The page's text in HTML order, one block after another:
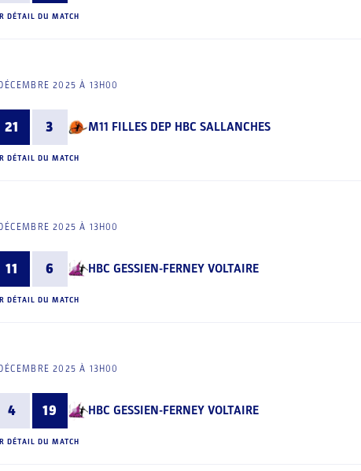
DÉTAIL DU MATCH
2025 À 13H00
21 3 M11 FILLES DEP HBC SALLANCHES
DÉTAIL DU MATCH
2025 À 13H00
11 6 HBC GESSIEN-FERNEY VOLTAIRE
DÉTAIL DU MATCH
2025 À 13H00
4 19 HBC GESSIEN-FERNEY VOLTAIRE
DÉTAIL DU MATCH